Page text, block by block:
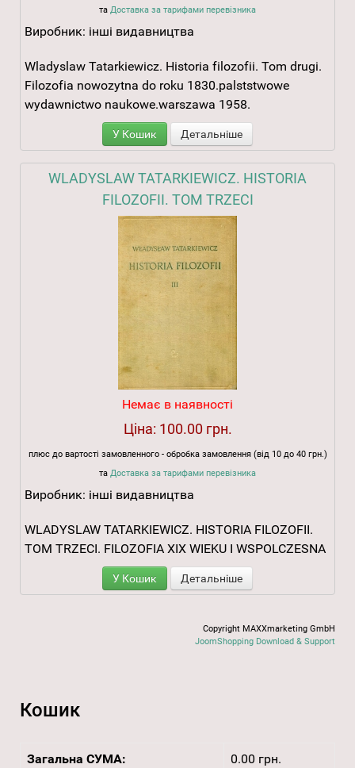
та Доставка за тарифами перевізника
Виробник: інші видавництва
Wladyslaw Tatarkiewicz. Historia filozofii. Tom drugi.
Filozofia nowozytna do roku 1830.palststwowe
wydawnictwo naukowe.warszawa 1958.
У Кошик Детальніше
WLADYSLAW TATARKIEWICZ. HISTORIA
FILOZOFII. TOM TRZECI
Немає в наявності
Ціна: 100.00 грн.
плюс до вартості замовленного - обробка замовлення (від 10 до 40 грн.)
та Доставка за тарифами перевізника
Виробник: інші видавництва
WLADYSLAW TATARKIEWICZ. HISTORIA FILOZOFII.
TOM TRZECI. FILOZOFIA XIX WIEKU I WSPOLCZESNA
У Кошик Детальніше
Copyright MAXXmarketing GmbH
JoomShopping Download & Support
Кошик
Загальна СУМА: 0.00 грн.